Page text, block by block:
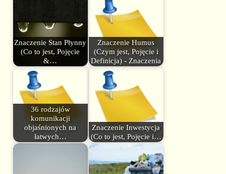
Znaczenie Stan Płynny
(Co to jest, Pojęcie
&…
Znaczenie Humus
(Czym jest, Pojęcie i
Definicja) - Znaczenia
36 rodzajów
komunikacji
objaśnionych na
łatwych…
Znaczenie Inwestycja
(Co to jest, Pojęcie i…